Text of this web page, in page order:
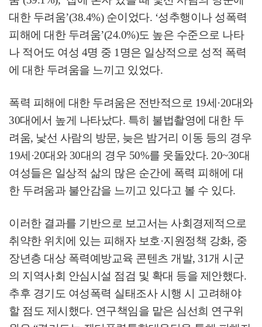
대한 두려움’(38.4%) 순이었다. ‘성추행이나 성폭력
피해에 대한 두려움’(24.0%)도 높은 수준으로 나타
나 적어도 여성 4명 중 1 명은 일상적으로 성적 폭력
에 대한 두려움을 느끼고 있었다.
폭력 피해에 대한 두려움은 전반적으로 19세·20대와
30대에서 높게 나타났다. 특히 불법촬영에 대한 두
려움, 낯선 사람의 방문, 늦은 밤거리 이동 등의 경우
19세·20대와 30대의 경우 50%를 웃돌았다. 20~30대
여성들은 일상적 삶의 많은 순간에 폭력 피해에 대
한 두려움과 불안감을 느끼고 있다고 볼 수 있다.
이러한 결과를 기반으로 보고서는 사회경제적으로
취약한 위치에 있는 피해자 보호·지원정책 강화, 중
장년층 대상 폭력예방교육 콘텐츠 개발, 31개 시군
의 지역사회 안심시설 점검 및 확대 등을 제안했다.
추후 경기도 여성폭력 실태조사 시행 시 고려해야
할 점도 제시했다. 연구책임을 맡은 심선희 연구위